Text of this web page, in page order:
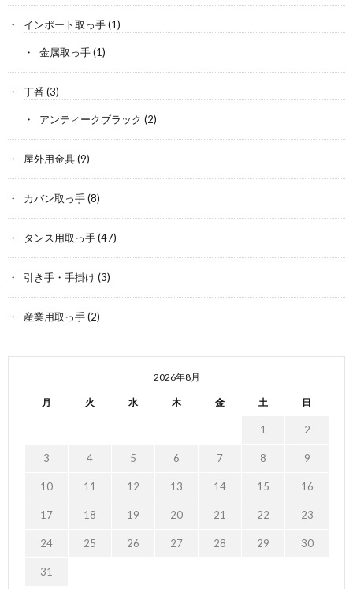
インポート取っ手(1)
金属取っ手(1)
丁番 (3)
アンティークブラック (2)
屋外用金具(9)
カバン取っ手(8)
タンス用取っ手(47)
引き手・手掛け (3)
産業用取っ手(2)
2026年8月
月 火 水 木 金 土 日
1 2
3 4 5 6 7 8 9
10 11 12 13 14 15 16
17 18 19 20 21 22 23
24 25 26 27 28 29 30
31